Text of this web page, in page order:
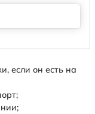
если он есть на